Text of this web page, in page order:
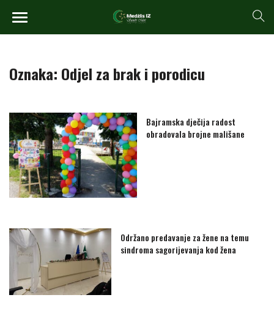
Oznaka: Odjel za brak i porodicu
Bajramska dječija radost
obradovala brojne mališane
Održano predavanje za žene na temu
sindroma sagorijevanja kod žena